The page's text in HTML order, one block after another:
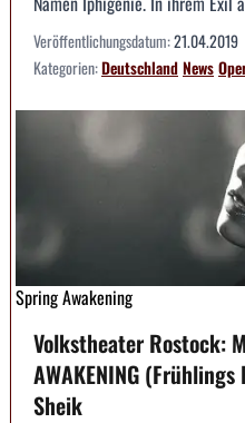
Veröffentlichungsdatum:21.04.2019
Kategorien:DeutschlandNews
Spring Awakening
Volkstheater Rostock:
AWAKENING
Sheik